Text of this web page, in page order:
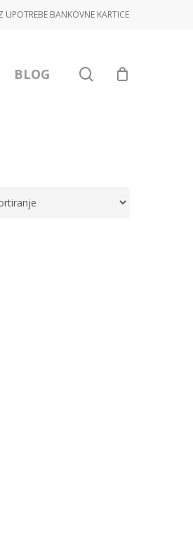
UPOTREBE BANKOVNE KARTICE
BLOG search